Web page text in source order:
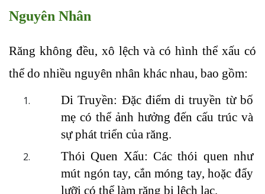
Nguyên Nhân
Răng không đều, xô lệch và có hình thể xấu có
thể do nhiều nguyên nhân khác nhau, bao gồm:
Di Truyền: Đặc điểm di truyền từ bố
mẹ có thể ảnh hưởng đến cấu trúc và
sự phát triển của răng.
Thói Quen Xấu: Các thói quen như
mút ngón tay, cắn móng tay, hoặc đẩy
lưỡi có thể làm răng bị lệch lạc.